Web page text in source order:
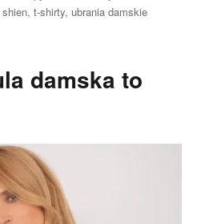
shien,t-shirty, ubrania damskie
damska to